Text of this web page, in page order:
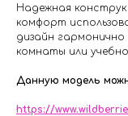
Надежная
комфорт
дизайн
комнаты или
Данную модель
https://